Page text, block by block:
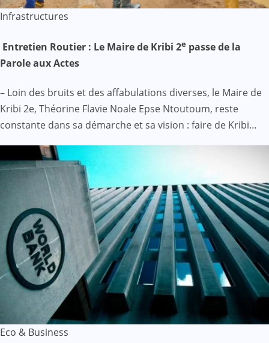
Infrastructures
Entretien Routier : Le Maire de Kribi 2e passe de la
Parole aux Actes
– Loin des bruits et des affabulations diverses, le Maire de
Kribi 2e, Théorine Flavie Noale Epse Ntoutoum, reste
constante dans sa démarche et sa vision : faire de Kribi…
Eco & Business